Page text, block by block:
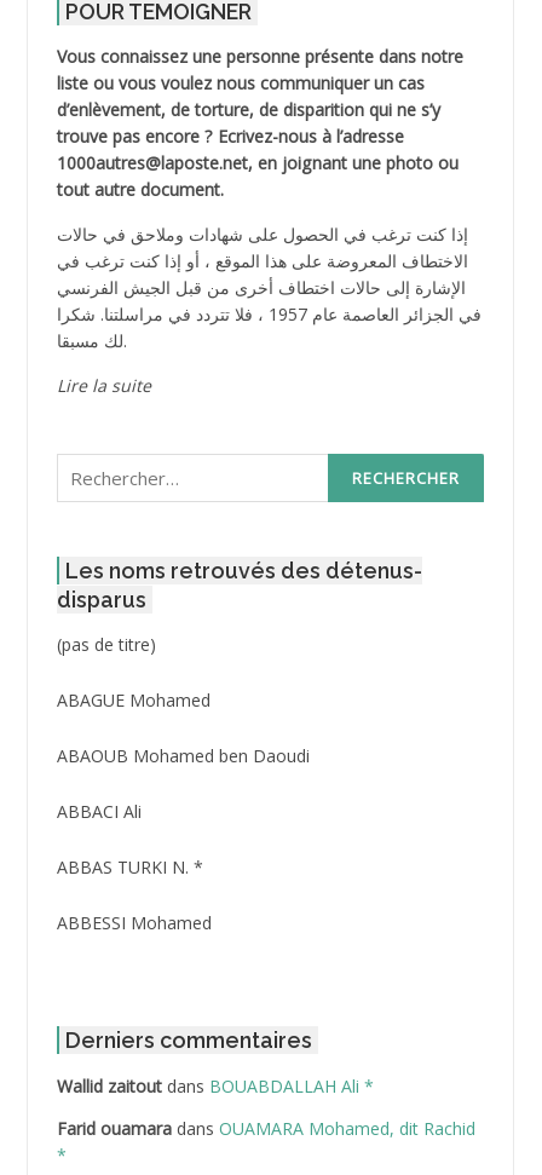
POUR TEMOIGNER
Vous connaissez une personne présente dans notre
liste ou vous voulez nous communiquer un cas
d’enlèvement, de torture, de disparition qui ne s’y
trouve pas encore ? Ecrivez-nous à l’adresse
1000autres@laposte.net, en joignant une photo ou
tout autre document.
إذا كنت ترغب في الحصول على شهادات وملاحق في حالات
الاختطاف المعروضة على هذا الموقع ، أو إذا كنت ترغب في
الإشارة إلى حالات اختطاف أخرى من قبل الجيش الفرنسي
في الجزائر العاصمة عام 1957 ، فلا تتردد في مراسلتنا. شكرا
لك مسبقا.
Lire la suite
Rechercher :
Les noms retrouvés des détenus-
disparus
(pas de titre)Post
3416
ABAGUE Mohamed
ABAOUB Mohamed ben Daoudi
ABBACI Ali
ABBAS TURKI N. *
ABBESSI Mohamed
ABDAT Amar
ABDEDDAIM Hamid
ABDELAZIZ Mohamed
Derniers commentaires
Wallid zaitoutdans BOUABDALLAH Ali *
Farid ouamaradans OUAMARA Mohamed, dit Rachid
*